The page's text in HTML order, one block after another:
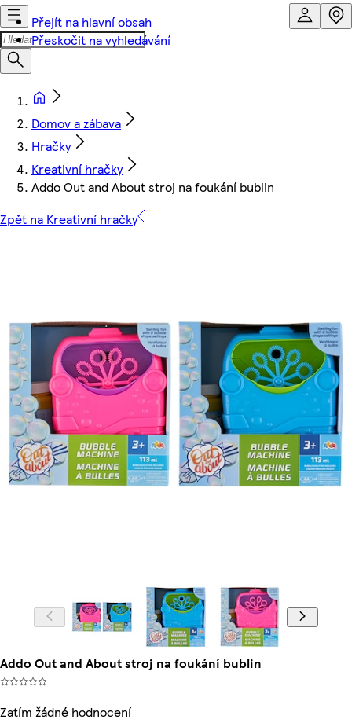
Přejít na hlavní obsah
Přeskočit na vyhledávání
Domov a zábava
Hračky
Kreativní hračky
Addo Out and About stroj na foukání bublin
Zpět na Kreativní hračky
Addo Out and About stroj na foukání bublin
Zatím žádné hodnocení